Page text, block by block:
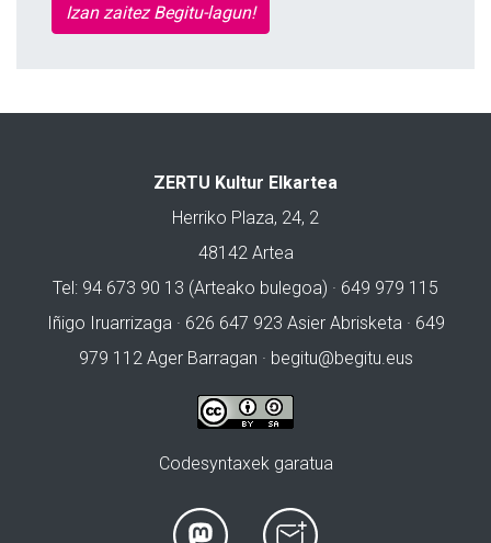
Izan zaitez Begitu-lagun!
ZERTU Kultur Elkartea
Herriko Plaza, 24, 2
48142 Artea
Tel: 94 673 90 13 (Arteako bulegoa) · 649 979 115
Iñigo Iruarrizaga · 626 647 923 Asier Abrisketa · 649
979 112 Ager Barragan · begitu@begitu.eus
Codesyntaxek garatua